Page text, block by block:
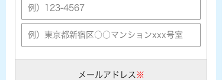
メールアドレス ※